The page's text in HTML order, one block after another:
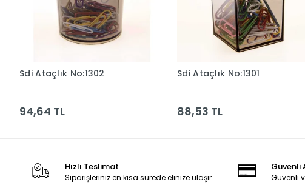
Sepete Ekle
Sdi Ataçlık No:1302
94,64 TL
Sepete Ekle
Sdi Ataçlık No:1301
88,53 TL
Hızlı Teslimat
Siparişleriniz en kısa sürede elinize ulaşır.
Güvenli
Güvenli